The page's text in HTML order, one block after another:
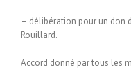
– délibération pour un don
Rouillard.
Accord donné par tous les